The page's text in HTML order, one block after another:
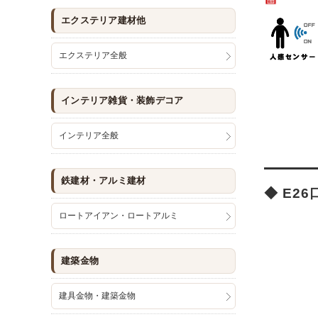
◆ E26
エクステリア建材他
エクステリア全般
インテリア雑貨・装飾デコア
インテリア全般
鉄建材・アルミ建材
ロートアイアン・ロートアルミ
建築金物
建具金物・建築金物